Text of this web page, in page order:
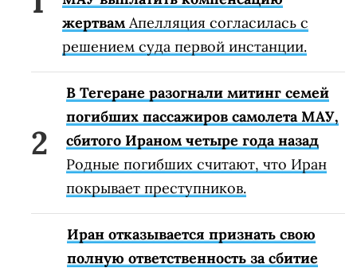
жертвам Апелляция согласилась с
решением суда первой инстанции.
В Тегеране разогнали митинг семей
погибших пассажиров самолета МАУ,
сбитого Ираном четыре года назад
Родные погибших считают, что Иран
покрывает преступников.
Иран отказывается признать свою
полную ответственность за сбитие